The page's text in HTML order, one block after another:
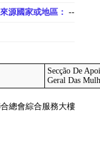
源國家或地區： --
Secção De
Geral Das
總會綜合服務大樓